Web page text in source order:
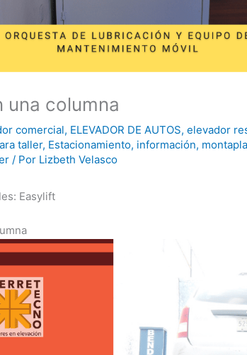
una columna
comercial, ELEVADOR DE AUTOS,elevador
taller, Estacionamiento, información,
/ Por Lizbeth Velasco
Easylift